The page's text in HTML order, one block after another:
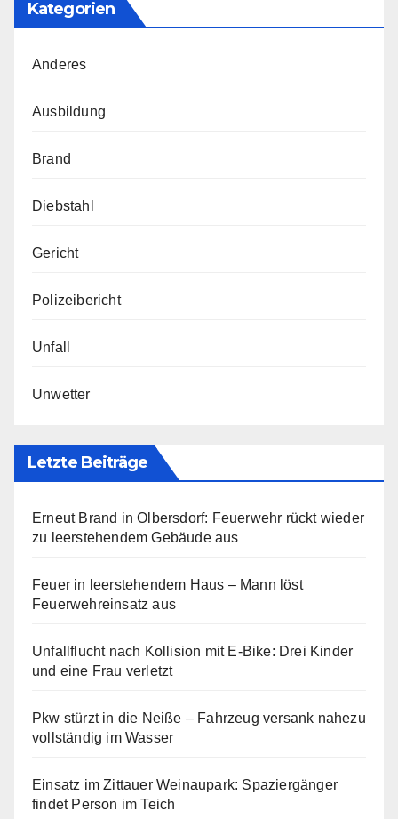
Kategorien
Anderes
Ausbildung
Brand
Diebstahl
Gericht
Polizeibericht
Unfall
Unwetter
Letzte Beiträge
Erneut Brand in Olbersdorf: Feuerwehr rückt wieder
zu leerstehendem Gebäude aus
Feuer in leerstehendem Haus – Mann löst
Feuerwehreinsatz aus
Unfallflucht nach Kollision mit E-Bike: Drei Kinder
und eine Frau verletzt
Pkw stürzt in die Neiße – Fahrzeug versank nahezu
vollständig im Wasser
Einsatz im Zittauer Weinaupark: Spaziergänger
findet Person im Teich